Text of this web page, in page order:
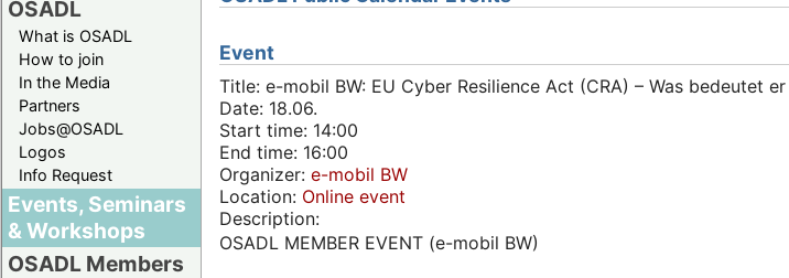
OSADL
What is OSADL
How to join
In the Media
Partners
Jobs@OSADL
Logos
Info Request
Events, Seminars
& Workshops
OSADL Members
Event
Title: e-mobil BW: EU Cyber Resilience Act (CRA) – Was bedeutet
Date: 18.06.
Start time: 14:00
End time: 16:00
Organizer: e-mobil BW
Location: Online event
Description:
OSADL MEMBER EVENT (e-mobil BW)